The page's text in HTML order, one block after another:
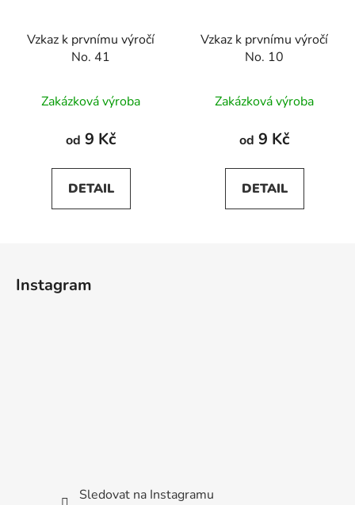
Vzkaz k prvnímu výročí
No. 41
Zakázková výroba
od 9 Kč
DETAIL
Vzkaz k prvnímu výročí
No. 10
Zakázková výroba
od 9 Kč
DETAIL
Instagram
Sledovat na Instagramu